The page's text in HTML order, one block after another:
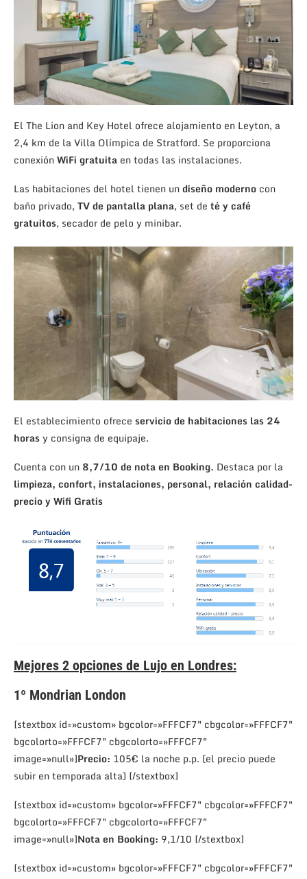
El The Lion and Key Hotel ofrece alojamiento en Leyton, a
2,4 km de la Villa Olímpica de Stratford. Se proporciona
conexiónWiFi gratuita en todas las instalaciones.
Las habitaciones del hotel tienen undiseño moderno con
baño privado, TV de pantalla plana, set de té y café
gratuitos, secador de pelo y minibar.
El establecimiento ofrece servicio de habitaciones las 24
horasy consigna de equipaje.
Cuenta con un 8,7/10 de nota en Booking. Destaca por la
limpieza, confort, instalaciones, personal, relación calidad-
precio y Wifi Gratis
Mejores 2 opciones de Lujo en Londres:
1º Mondrian London
[stextbox id=»custom» bgcolor=»FFFCF7″ cbgcolor=»FFFCF7″
bgcolorto=»FFFCF7″ cbgcolorto=»FFFCF7″
image=»null»]Precio: 105€ la noche p.p. (el precio puede
subir en temporada alta) [/stextbox]
[stextbox id=»custom» bgcolor=»FFFCF7″ cbgcolor=»FFFCF7″
bgcolorto=»FFFCF7″ cbgcolorto=»FFFCF7″
image=»null»]Nota en Booking: 9,1/10 [/stextbox]
[stextbox id=»custom» bgcolor=»FFFCF7″ cbgcolor=»FFFCF7″